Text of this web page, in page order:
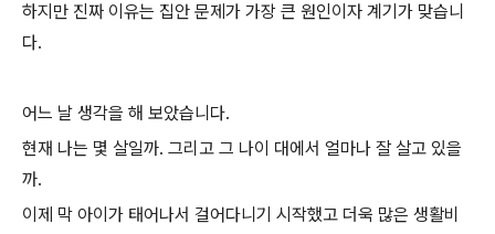
하지만 진짜 이유는 집안 문제가 가장 큰 원인이자 계기가 맞습니
다.
어느 날 생각을 해 보았습니다.
현재 나는 몇 살일까. 그리고 그 나이 대에서 얼마나 잘 살고 있을
까.
이제 막 아이가 태어나서 걸어다니기 시작했고 더욱 많은 생활비